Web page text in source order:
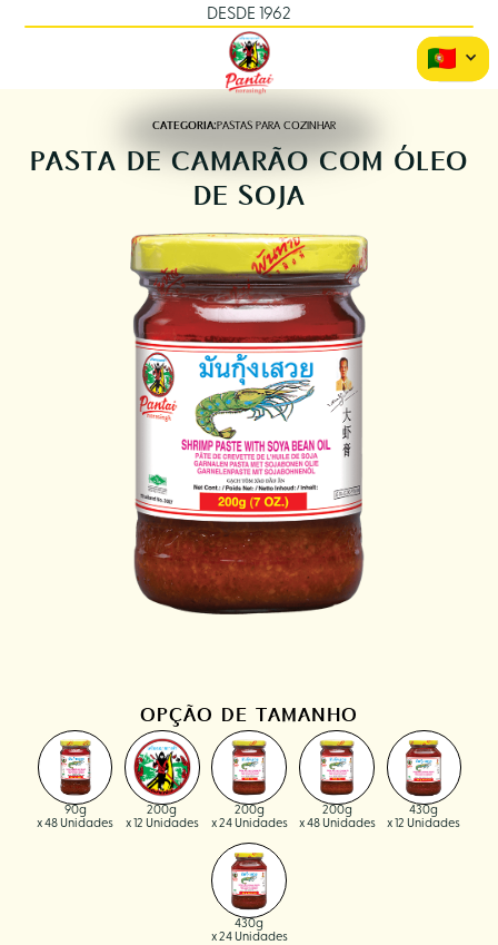
DESDE 1962
CATEGORIA:PASTAS PARA COZINHAR
PASTA DE CAMARÃO COM ÓLEO
DE SOJA
OPÇÃO DE TAMANHO
90g
x 48 Unidades
200g
x 12 Unidades
200g
x 24 Unidades
200g
x 48 Unidades
430g
x 12 Unidades
430g
x 24 Unidades